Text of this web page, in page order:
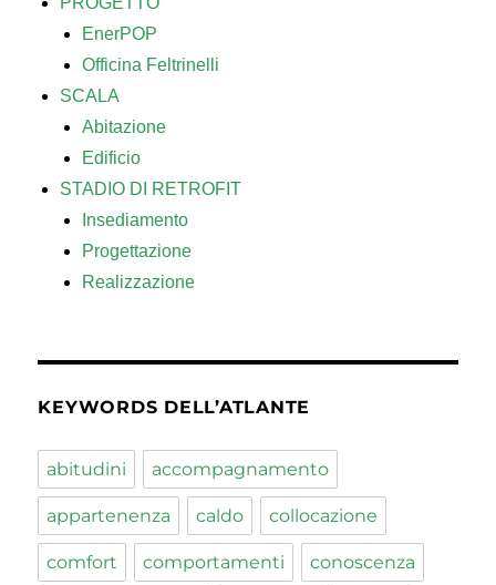
EnerPOP
Officina Feltrinelli
SCALA
Abitazione
Edificio
STADIO DI RETROFIT
Insediamento
Progettazione
Realizzazione
KEYWORDS DELL’ATLANTE
abitudini accompagnamento
appartenenza caldo collocazione
comfort comportamenti conoscenza